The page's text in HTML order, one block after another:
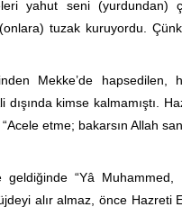
yahut seni (yurdundan)
tuzak kuruyordu.
Mekke’de
kimse kalmamıştı.
etme; bakarsın Allah
“Yâ
alır almaz, önce Hazreti